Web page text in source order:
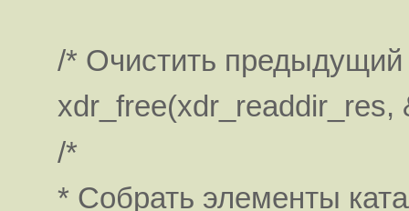
/* Очистить предыдущий
xdr_free(xdr_readdir_res,
/*
* Собрать элементы